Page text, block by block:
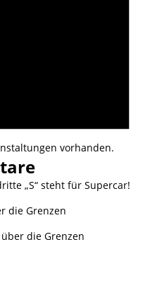
vorhanden.
„S“ steht für Supercar!
die Grenzen
die Grenzen